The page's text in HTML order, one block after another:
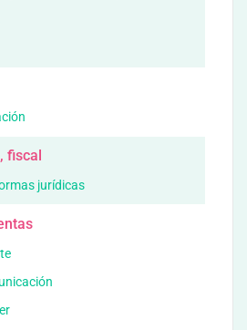
fiscal
jurídicas